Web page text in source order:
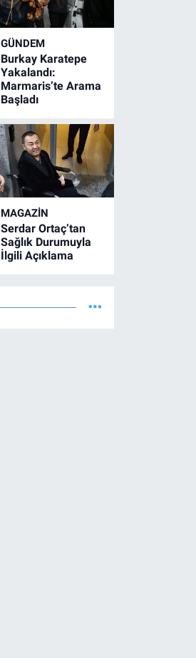
GÜNDEM
Burkay Karatepe
Yakalandı:
Marmaris’te Arama
Başladı
MAGAZİN
Serdar Ortaç’tan
Sağlık Durumuyla
İlgili Açıklama